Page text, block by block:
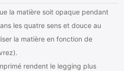
la matière soit opaque pendant
les quatre sens et douce au
la matière en fonction de
rendent le legging plus